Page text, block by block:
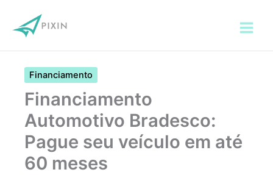
para
Financiamento
Financiamento
Automotivo Bradesco:
Pague seu veículo em até
60 meses